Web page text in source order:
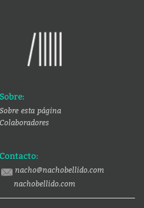
Sobre:
Sobre esta página
Colaboradores
Contacto:
nacho@nachobellido.com
nachobellido.com